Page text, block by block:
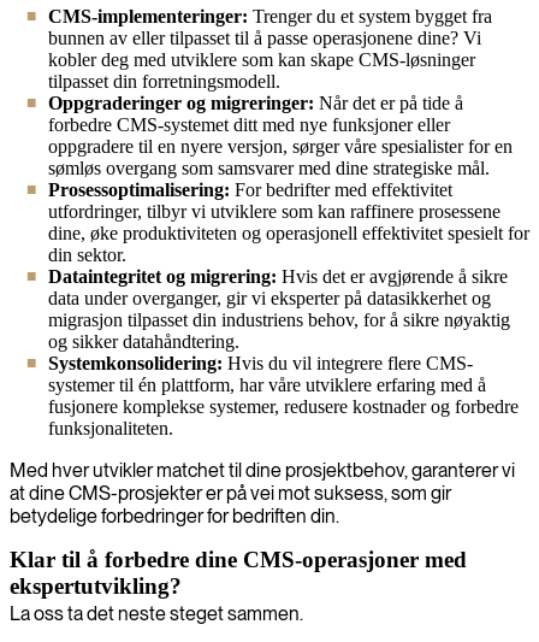
CMS-implementeringer: Trenger du et system bygget fra
bunnen av eller tilpasset til å passe operasjonene dine? Vi
kobler deg med utviklere som kan skape CMS-løsninger
tilpasset din forretningsmodell.
Oppgraderinger og migreringer: Når det er på tide å
forbedre CMS-systemet ditt med nye funksjoner eller
oppgradere til en nyere versjon, sørger våre spesialister for en
sømløs overgang som samsvarer med dine strategiske mål.
Prosessoptimalisering: For bedrifter med effektivitet
utfordringer, tilbyr vi utviklere som kan raffinere prosessene
dine, øke produktiviteten og operasjonell effektivitet spesielt for
din sektor.
Dataintegritet og migrering: Hvis det er avgjørende å sikre
data under overganger, gir vi eksperter på datasikkerhet og
migrasjon tilpasset din industriens behov, for å sikre nøyaktig
og sikker datahåndtering.
Systemkonsolidering: Hvis du vil integrere flere CMS-
systemer til én plattform, har våre utviklere erfaring med å
fusjonere komplekse systemer, redusere kostnader og forbedre
funksjonaliteten.
Med hver utvikler matchet til dine prosjektbehov, garanterer vi
at dine CMS-prosjekter er på vei mot suksess, som gir
betydelige forbedringer for bedriften din.
Klar til å forbedre dine CMS-operasjoner med
ekspertutvikling?
La oss ta det neste steget sammen.